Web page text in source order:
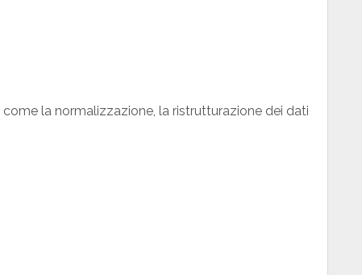
come la normalizzazione, la ristrutturazione dei dati